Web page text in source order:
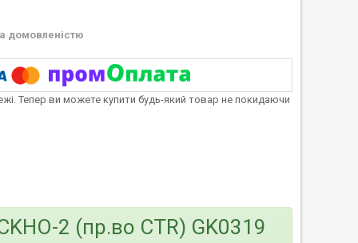
домовленістю
Тепер ви можете купити будь-який товар не покидаючи
2 (пр.во CTR) GK0319